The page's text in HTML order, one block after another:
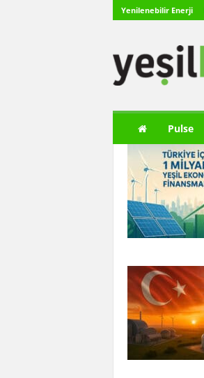
Yenilenebilir Enerji
ş
Pulse